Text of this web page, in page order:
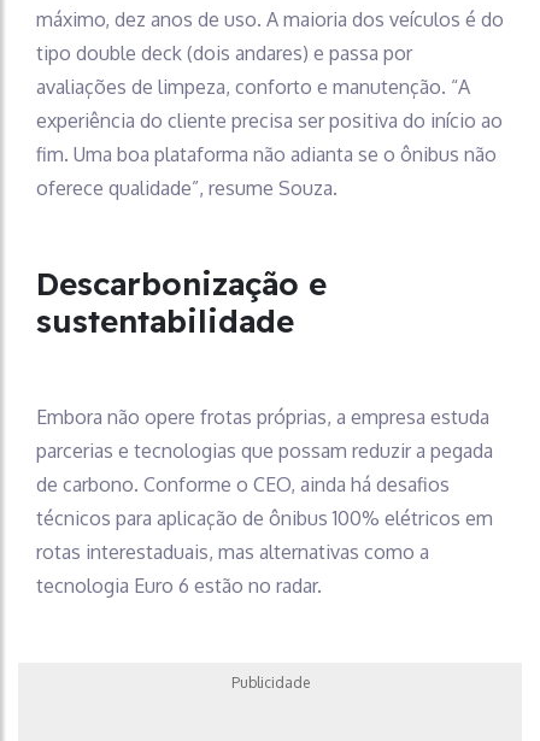
máximo, dez anos de uso. A maioria dos veículos é do
tipo double deck (dois andares) e passa por
avaliações de limpeza, conforto e manutenção. “A
experiência do cliente precisa ser positiva do início ao
fim. Uma boa plataforma não adianta se o ônibus não
oferece qualidade”, resume Souza.
Descarbonização e
sustentabilidade
Embora não opere frotas próprias, a empresa estuda
parcerias e tecnologias que possam reduzir a pegada
de carbono. Conforme o CEO, ainda há desafios
técnicos para aplicação de ônibus 100% elétricos em
rotas interestaduais, mas alternativas como a
tecnologia Euro 6 estão no radar.
Publicidade